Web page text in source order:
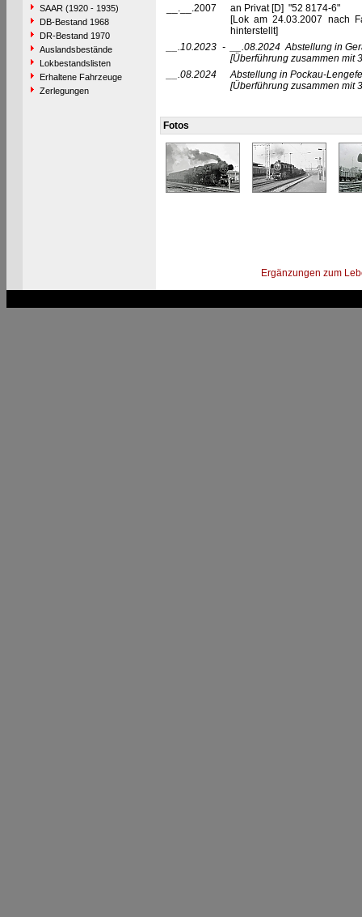
SAAR (1920 - 1935)
DB-Bestand 1968
DR-Bestand 1970
Auslandsbestände
Lokbestandslisten
Erhaltene Fahrzeuge
Zerlegungen
__.__.2007
an Privat [D] "52 8174-6"
[Lok am 24.03.2007 nach
hinterstellt]
__.10.2023 - __.08.2024 Abstellung in
[Überführung zusammen mit
__.08.2024
Abstellung in Pockau-
[Überführung zusammen mit
Fotos
Ergänzungen zum